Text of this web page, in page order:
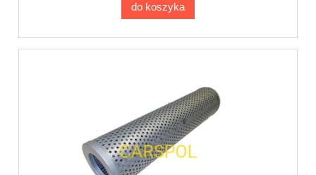
do koszyka